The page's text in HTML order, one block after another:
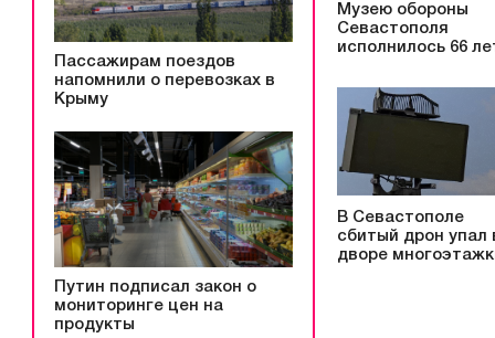
Пассажирам поездов
напомнили о перевозках в
Крыму
Путин подписал закон о
мониторинге цен на
продукты
Музею обороны
Севастополя
исполнилось 66
В Севастополе
сбитый дрон упал
дворе